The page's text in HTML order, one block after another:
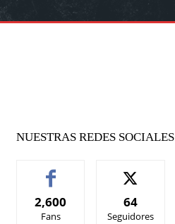
NUESTRAS REDES SOCIALES
2,600
Fans
64
Seguidores